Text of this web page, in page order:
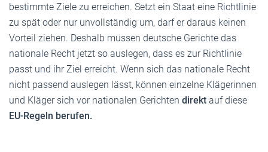
bestimmte Ziele zu erreichen. Setzt ein Staat eine Richtlinie
zu spät oder nur unvollständig um, darf er daraus keinen
Vorteil ziehen. Deshalb müssen deutsche Gerichte das
nationale Recht jetzt so auslegen, dass es zur Richtlinie
passt und ihr Ziel erreicht. Wenn sich das nationale Recht
nicht passend auslegen lässt, können einzelne Klägerinnen
und Kläger sich vor nationalen Gerichten direkt auf diese
EU-Regeln berufen.